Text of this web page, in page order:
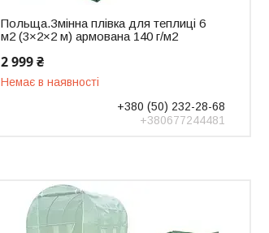
Польща.Змінна плівка для теплиці 6
м2 (3×2×2 м) армована 140 г/м2
2 999 ₴
Немає в наявності
+380 (50) 232-28-68
+380677244481